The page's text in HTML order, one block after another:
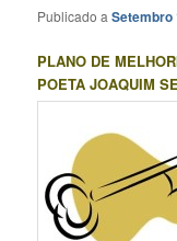
Publicado aSetembro
PLANO DE
POETA JOAQUIM